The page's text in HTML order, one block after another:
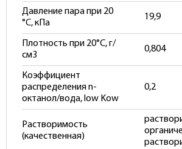
Давление пара при 20
°С, кПа
19,9
Плотность при 20°С, г/
см3
0,804
Коэффициент
распределения n-
октанол/вода, low Kow
0,2
Растворимость
(качественная)